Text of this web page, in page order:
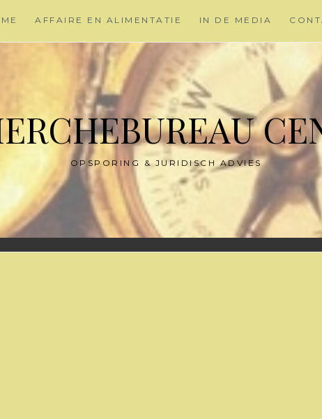
AFFAIRE EN ALIMENTATIE IN DE MEDIA
OPSPORING & JURIDISCH ADVIES